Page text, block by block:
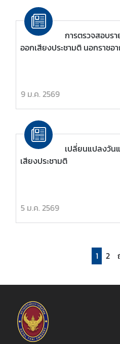
T
a
n
d
L
i
n
k
ร
อ
อ
ก
เ
การตรวจสอบร
ออกเสียงประชามติ นอกราชอ
9 ม.ค. 2569
เปลี่ยนแปลงวัน
เสียงประชามติ
5 ม.ค. 2569
1 2